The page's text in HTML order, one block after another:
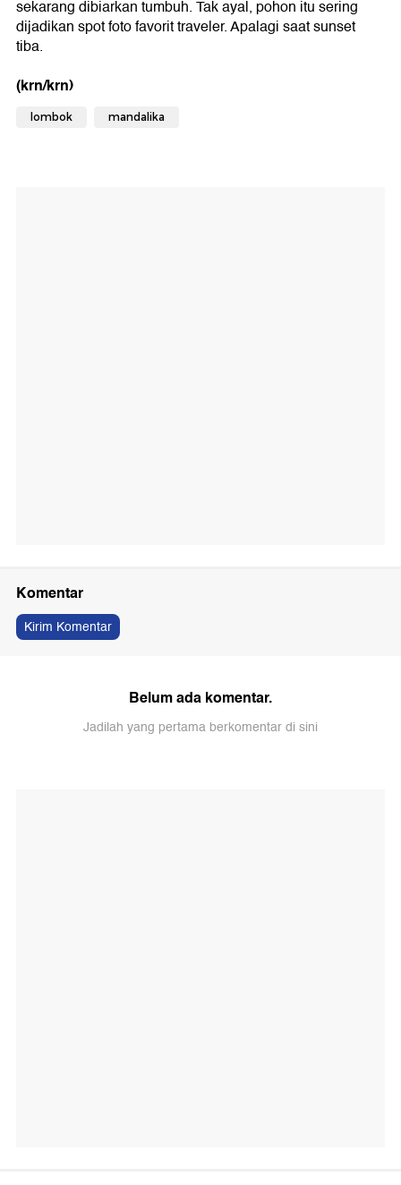
sekarang dibiarkan tumbuh. Tak ayal, pohon itu sering
dijadikan spot foto favorit traveler. Apalagi saat sunset
tiba.
(krn/krn)
lombok mandalika
Komentar
Kirim Komentar
Belum ada komentar.
Jadilah yang pertama berkomentar di sini